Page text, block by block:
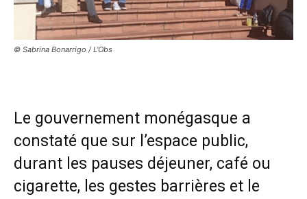
© Sabrina Bonarrigo / L'Obs
Le gouvernement monégasque a
constaté que sur l’espace public,
durant les pauses déjeuner, café ou
cigarette, les gestes barrières et le